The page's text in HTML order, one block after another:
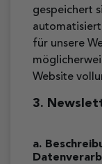
gespeichert
für unsere
Website
3.
a.